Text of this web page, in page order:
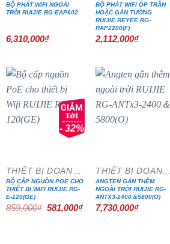
BỘ PHÁT WIFI NGOÀI
TRỜI RUIJIE RG-EAP602
6,310,000₫
BỘ PHÁT WIFI ỐP TRẦN
HOẶC GẮN TƯỜNG
RUIJIE REYEE RG-
RAP2200(F)
2,112,000₫
- 32%
THIẾT BỊ DOANH NGHIỆP
BỘ CẤP NGUỒN POE CHO
THIẾT BỊ WIFI RUIJIE RG-
E-120(GE)
859,000₫
Giá
581,000₫Giá
THIẾT BỊ DOANH NGHIỆP
ANGTEN GẮN THÊM
NGOÀI TRỜI RUIJIE RG-
ANTX3-2400＆5800(O)
7,730,000₫